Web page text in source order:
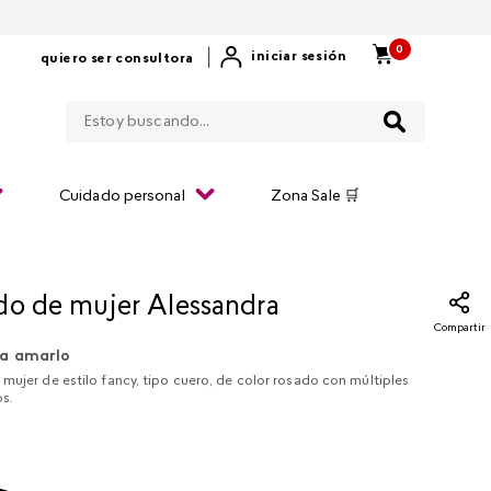
quiero ser consultora iniciar sesión
0
Cuidado personal Zona Sale 🛒
de mujer Alessandra
Compartir
amarlo
de estilo fancy, tipo cuero, de color rosado con múltiples